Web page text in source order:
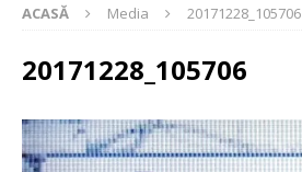
ACASĂ Media 20171228_105706
20171228_105706